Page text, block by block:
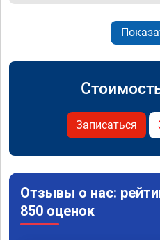
Записаться
Отзывы о нас:
850 оценок